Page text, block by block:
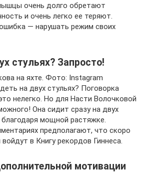
очень долго обретают
и очень легко ее теряют.
— нарушать режим своих
стульях? Запросто!
на яхте. Фото: Instagram
на двух стульях? Поговорка
нелегко. Но для Насти Волочковой
Она сидит сразу на двух
мощной растяжке.
предполагают, что скоро
в Книгу рекордов Гиннеса.
мотивации